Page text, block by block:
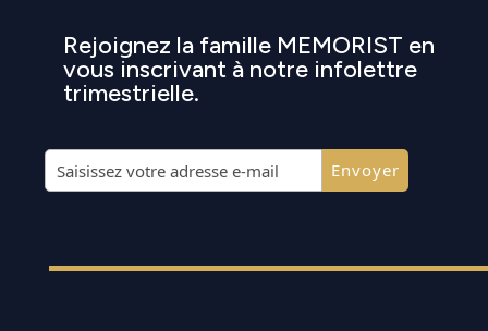
Rejoignez la famille MEMORIST en
vous inscrivant à notre infolettre
trimestrielle.